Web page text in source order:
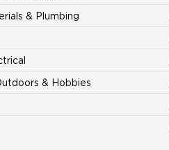
& Plumbing
& Hobbies